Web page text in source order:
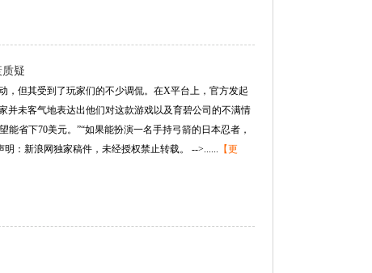
疑
，但其受到了玩家们的不少调侃。在X平台上，官方发起
并未客气地表达出他们对这款游戏以及育碧公司的不满情
能省下70美元。”“如果能扮演一名手持弓箭的日本忍者，
：新浪网独家稿件，未经授权禁止转载。 -->...... 【更